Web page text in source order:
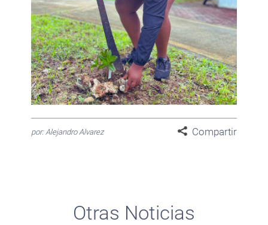
por: Alejandro Alvarez Compartir
Otras Noticias